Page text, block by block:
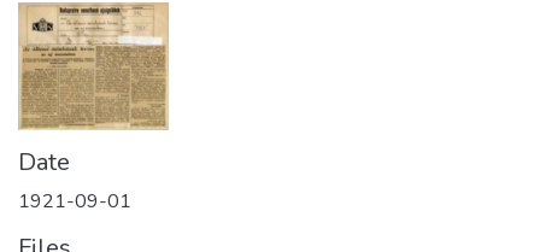
Date
1921-09-01